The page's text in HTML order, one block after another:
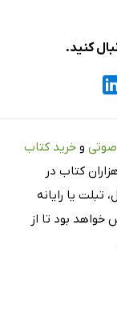
کنید.
و خرید کتاب
کتاب در
تبلت یا رایانه
بود تا از